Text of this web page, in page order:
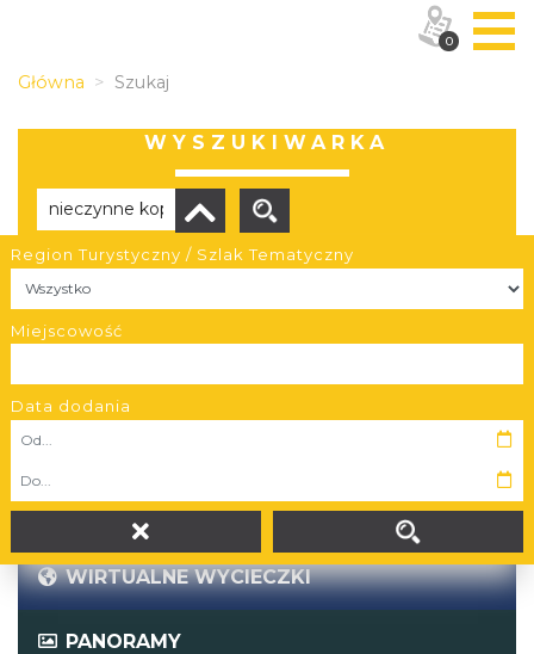
Główna Szukaj
WYSZUKIWARKA
Region Turystyczny / Szlak Tematyczny
Miejscowość
Data dodania
Brak wyników
TRASY
WIRTUALNE WYCIECZKI
PANORAMY
0